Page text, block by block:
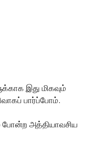
இது மிகவும்
பார்ப்போம்.
போன்ற அத்தியாவசிய